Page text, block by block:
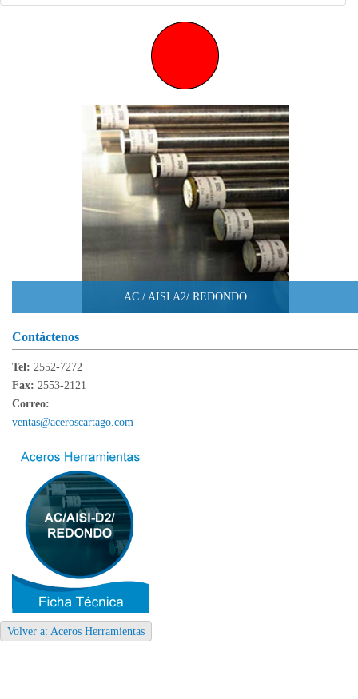
AC / AISI A2/ REDONDO
Contáctenos
Tel: 2552-7272
Fax: 2553-2121
Correo:
ventas@aceroscartago.com
Volver a: Aceros Herramientas